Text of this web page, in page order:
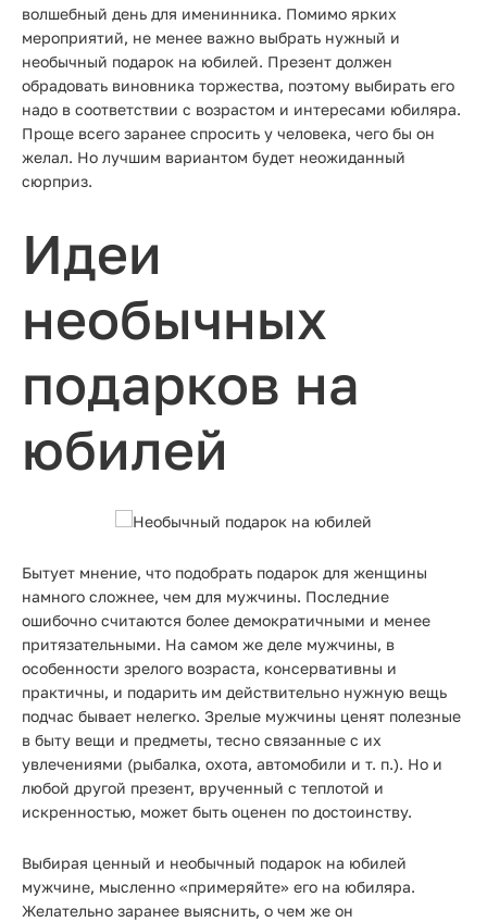
волшебный день для именинника. Помимо ярких
мероприятий, не менее важно выбрать нужный и
необычный подарок на юбилей. Презент должен
обрадовать виновника торжества, поэтому выбирать его
надо в соответствии с возрастом и интересами юбиляра.
Проще всего заранее спросить у человека, чего бы он
желал. Но лучшим вариантом будет неожиданный
сюрприз.
Идеи
необычных
подарков на
юбилей
Бытует мнение, что подобрать подарок для женщины
намного сложнее, чем для мужчины. Последние
ошибочно считаются более демократичными и менее
притязательными. На самом же деле мужчины, в
особенности зрелого возраста, консервативны и
практичны, и подарить им действительно нужную вещь
подчас бывает нелегко. Зрелые мужчины ценят полезные
в быту вещи и предметы, тесно связанные с их
увлечениями (рыбалка, охота, автомобили и т. п.). Но и
любой другой презент, врученный с теплотой и
искренностью, может быть оценен по достоинству.
Выбирая ценный и необычный подарок на юбилей
мужчине, мысленно «примеряйте» его на юбиляра.
Желательно заранее выяснить, о чем же он